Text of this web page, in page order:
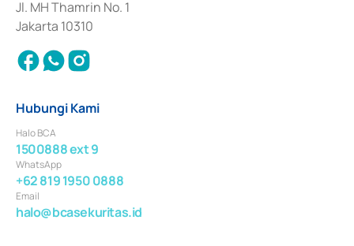
Jl. MH Thamrin No. 1
Jakarta 10310
Hubungi Kami
Halo BCA
1500888 ext 9
WhatsApp
+62 819 1950 0888
Email
halo@bcasekuritas.id